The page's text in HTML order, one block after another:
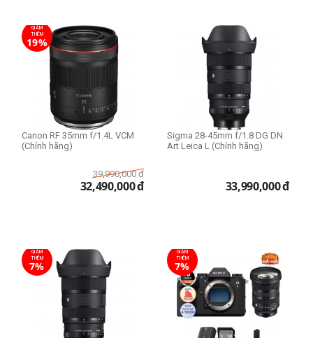
GIẢM
THÊM
19%
Canon RF 35mm f/1.4L VCM
(Chính hãng)
39,990,000 đ
32,490,000đ
Sigma 28-45mm f/1.8 DG DN
Art Leica L (Chính hãng)
33,990,000đ
GIẢM
THÊM
7%
GIẢM
THÊM
7%